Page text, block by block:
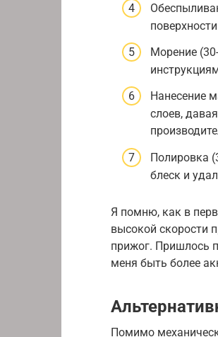
Морение
Нанесение
слоев,
Полировка
блеск и
Я помню, как в
высокой скорости
прижог. Пришлось
меня быть более
Помимо